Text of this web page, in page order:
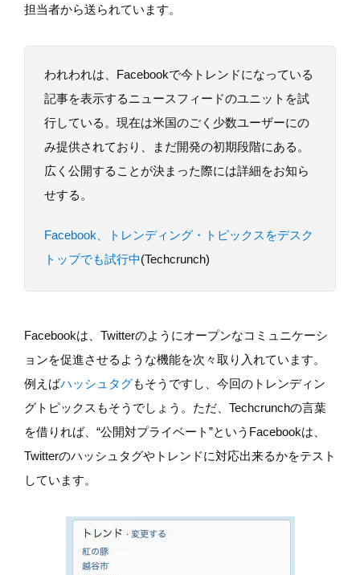
担当者から送られています。
われわれは、Facebookで今トレンドになっている
記事を表示するニュースフィードのユニットを試
行している。現在は米国のごく少数ユーザーにの
み提供されており、まだ開発の初期段階にある。
広く公開することが決まった際には詳細をお知ら
せする。
Facebook、トレンディング・トピックスをデスク
トップでも試行中(Techcrunch)
Facebookは、Twitterのようにオープンなコミュニケーシ
ョンを促進させるような機能を次々取り入れています。
例えばハッシュタグもそうですし、今回のトレンディン
グトピックスもそうでしょう。ただ、Techcrunchの言葉
を借りれば、“公開対プライベート”というFacebookは、
Twitterのハッシュタグやトレンドに対応出来るかをテスト
しています。